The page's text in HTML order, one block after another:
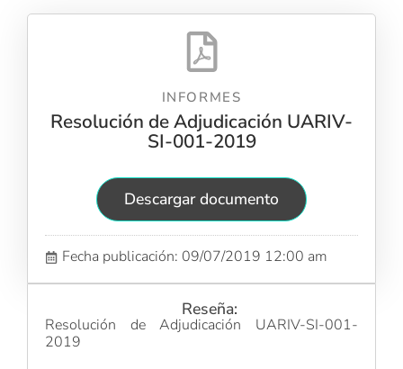
INFORMES
Resolución de Adjudicación UARIV-
SI-001-2019
Descargar documento
Fecha publicación: 09/07/2019 12:00 am
Reseña:
Resolución de Adjudicación UARIV-SI-001-
2019